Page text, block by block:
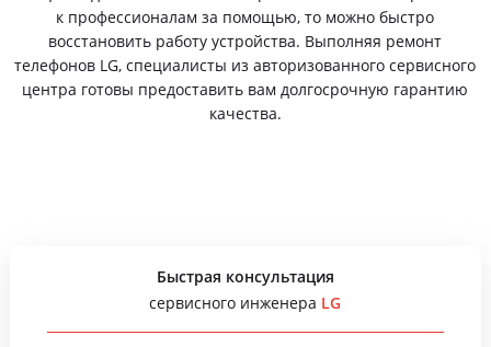
к профессионалам за помощью, то можно быстро
восстановить работу устройства. Выполняя ремонт
телефонов LG, специалисты из авторизованного сервисного
центра готовы предоставить вам долгосрочную гарантию
качества.
Быстрая консультация
сервисного инженера LG